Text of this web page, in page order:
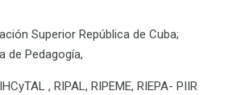
Superior República de Cuba;
de Pedagogía,
, RIPAL, RIPEME, RIEPA- PIIR